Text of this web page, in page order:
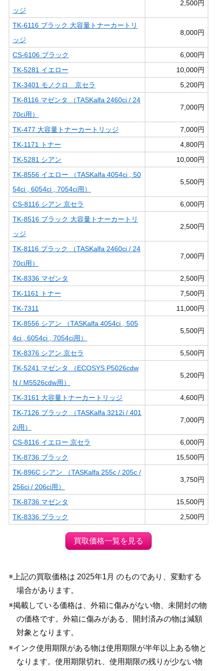
ッジ
2,500円
TK-6116 ブラック 大容量トナーカートリ
ッジ
8,000円
CS-6106 ブラック
6,000円
TK-5281 イエロー
10,000円
TK-3401 モノクロ 京セラ
5,200円
TK-8116 マゼンタ （TASKalfa 2460ci / 24
70ci用）
7,000円
TK-477 大容量トナーカートリッジ
7,000円
TK-1171 トナー
4,800円
TK-5281 シアン
10,000円
TK-8556 イエロー （TASKalfa 4054ci , 50
54ci , 6054ci , 7054ci用）
5,500円
CS-8116 シアン 京セラ
6,000円
TK-8516 ブラック 大容量トナーカートリ
ッジ
2,500円
TK-8116 ブラック （TASKalfa 2460ci / 24
70ci用）
7,000円
TK-8336 マゼンタ
2,500円
TK-1161 トナー
7,500円
TK-7311
11,000円
TK-8556 シアン （TASKalfa 4054ci , 505
4ci , 6054ci , 7054ci用）
5,500円
TK-8376 シアン 京セラ
5,500円
TK-5241 マゼンタ （ECOSYS P5026cdw
N / M5526cdw用）
5,200円
TK-3161 大容量トナーカートリッジ
4,600円
TK-7126 ブラック （TASKalfa 3212i / 401
2i用）
7,000円
CS-8116 イエロー 京セラ
6,000円
TK-8736 ブラック
15,500円
TK-896C シアン （TASKalfa 255c / 205c /
256ci / 206ci用）
3,750円
TK-8736 マゼンタ
15,500円
TK-8336 ブラック
2,500円
買取価格一覧を見る
※上記の買取価格は 2025年1月 のものであり、変動する
場合があります。
※掲載している価格は、外箱に傷みがない物、未開封の物
の価格です。外箱に傷みがある、開封済みの物は減額
対象となります。
※インク使用期限がある物は使用期限が半年以上ある物と
なります。使用期限切れ、使用期限の残りが少ない物